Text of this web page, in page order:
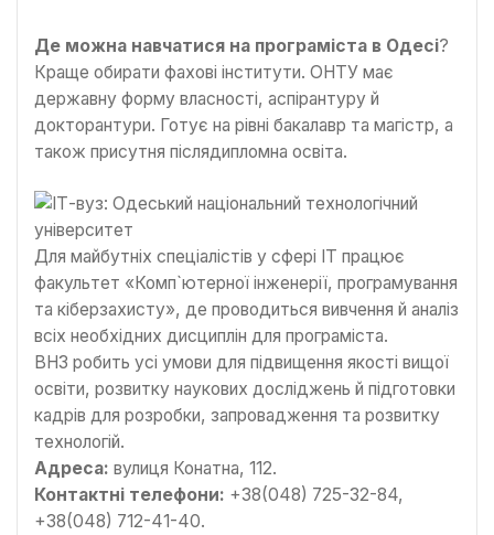
Де можна навчатися на програміста в Одесі?
Краще обирати фахові інститути. ОНТУ має
державну форму власності, аспірантуру й
докторантури. Готує на рівні бакалавр та магістр, а
також присутня післядипломна освіта.
Для майбутніх спеціалістів у сфері ІТ працює
факультет «Комп`ютерної інженерії, програмування
та кіберзахисту», де проводиться вивчення й аналіз
всіх необхідних дисциплін для програміста.
ВНЗ робить усі умови для підвищення якості вищої
освіти, розвитку наукових досліджень й підготовки
кадрів для розробки, запровадження та розвитку
технологій.
Адреса: вулиця Конатна, 112.
Контактні телефони: +38(048) 725-32-84,
+38(048) 712-41-40.